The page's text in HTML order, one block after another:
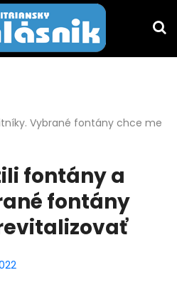
Vybrané fontány chce me
fontány a
fontány